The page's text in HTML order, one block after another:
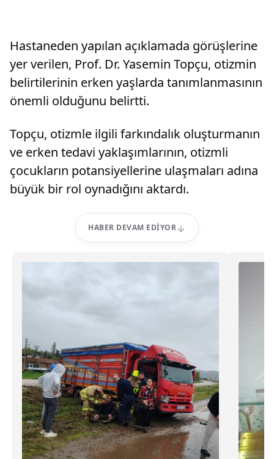
Hastaneden yapılan açıklamada görüşlerine
yer verilen, Prof. Dr. Yasemin Topçu, otizmin
belirtilerinin erken yaşlarda tanımlanmasının
önemli olduğunu belirtti.
Topçu, otizmle ilgili farkındalık oluşturmanın
ve erken tedavi yaklaşımlarının, otizmli
çocukların potansiyellerine ulaşmaları adına
büyük bir rol oynadığını aktardı.
HABER DEVAM EDIYOR